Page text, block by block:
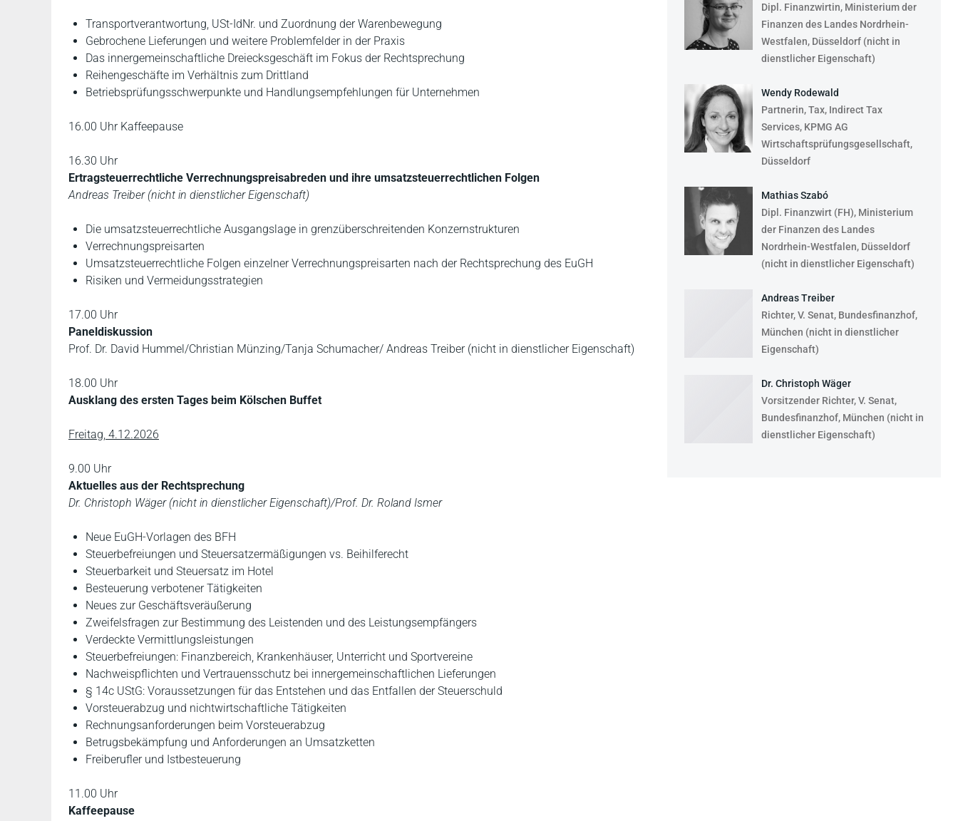
Transportverantwortung, USt-IdNr. und Zuordnung der Warenbewegung
Gebrochene Lieferungen und weitere Problemfelder in der Praxis
Das innergemeinschaftliche Dreiecksgeschäft im Fokus der Rechtsprechung
Reihengeschäfte im Verhältnis zum Drittland
Betriebsprüfungsschwerpunkte und Handlungsempfehlungen für Unternehmen
16.00 Uhr Kaffeepause
16.30 Uhr
Ertragsteuerrechtliche Verrechnungspreisabreden und ihre umsatzsteuerrechtlichen Folgen
Andreas Treiber (nicht in dienstlicher Eigenschaft)
Die umsatzsteuerrechtliche Ausgangslage in grenzüberschreitenden Konzernstrukturen
Verrechnungspreisarten
Umsatzsteuerrechtliche Folgen einzelner Verrechnungspreisarten nach der Rechtsprechung des EuGH
Risiken und Vermeidungsstrategien
17.00 Uhr
Paneldiskussion
Prof. Dr. David Hummel/Christian Münzing/Tanja Schumacher/ Andreas Treiber (nicht in dienstlicher Eigenschaft)
18.00 Uhr
Ausklang des ersten Tages beim Kölschen Buffet
Freitag, 4.12.2026
9.00 Uhr
Aktuelles aus der Rechtsprechung
Dr. Christoph Wäger (nicht in dienstlicher Eigenschaft)/Prof. Dr. Roland Ismer
Neue EuGH-Vorlagen des BFH
Steuerbefreiungen und Steuersatzermäßigungen vs. Beihilferecht
Steuerbarkeit und Steuersatz im Hotel
Besteuerung verbotener Tätigkeiten
Neues zur Geschäftsveräußerung
Zweifelsfragen zur Bestimmung des Leistenden und des Leistungsempfängers
Verdeckte Vermittlungsleistungen
Steuerbefreiungen: Finanzbereich, Krankenhäuser, Unterricht und Sportvereine
Nachweispflichten und Vertrauensschutz bei innergemeinschaftlichen Lieferungen
§ 14c UStG: Voraussetzungen für das Entstehen und das Entfallen der Steuerschuld
Vorsteuerabzug und nichtwirtschaftliche Tätigkeiten
Rechnungsanforderungen beim Vorsteuerabzug
Betrugsbekämpfung und Anforderungen an Umsatzketten
Freiberufler und Istbesteuerung
11.00 Uhr
Kaffeepause
Dipl. Finanzwirtin, Ministerium der
Finanzen des Landes Nordrhein-
Westfalen, Düsseldorf (nicht in
dienstlicher Eigenschaft)
Wendy Rodewald
Partnerin, Tax, Indirect Tax
Services, KPMG AG
Wirtschaftsprüfungsgesellschaft,
Düsseldorf
Mathias Szabó
Dipl. Finanzwirt (FH), Ministerium
der Finanzen des Landes
Nordrhein-Westfalen, Düsseldorf
(nicht in dienstlicher Eigenschaft)
Andreas Treiber
Richter, V. Senat, Bundesfinanzhof,
München (nicht in dienstlicher
Eigenschaft)
Dr. Christoph Wäger
Vorsitzender Richter, V. Senat,
Bundesfinanzhof, München (nicht in
dienstlicher Eigenschaft)